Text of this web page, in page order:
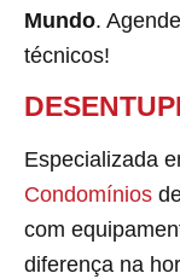
Mundo.
técnicos!
Especializada
Condomínios
com
diferença na